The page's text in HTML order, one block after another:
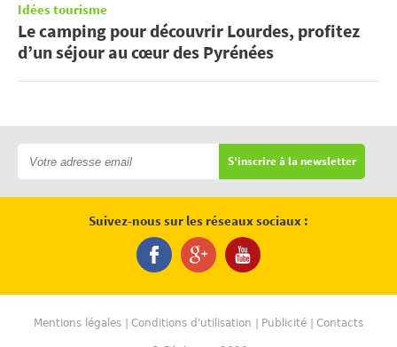
Idées tourisme
Le camping pour découvrir Lourdes, profitez
d’un séjour au cœur des Pyrénées
S'inscrire à la newsletter
Suivez-nous sur les réseaux sociaux :
Mentions légales Conditions d'utilisation Publicité Contacts